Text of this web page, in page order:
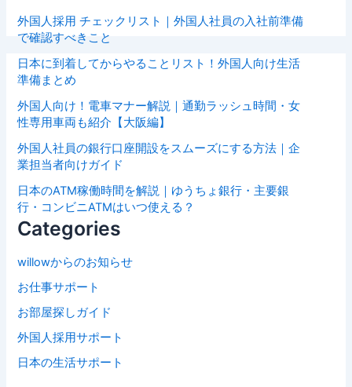
外国人採用 チェックリスト｜外国人社員の入社前準備
で確認すべきこと
日本に到着してからやることリスト！外国人向け生活
準備まとめ
外国人向け！電車マナー解説｜通勤ラッシュ時間・女
性専用車両も紹介【大阪編】
外国人社員の銀行口座開設をスムーズにする方法｜企
業担当者向けガイド
日本のATM稼働時間を解説｜ゆうちょ銀行・主要銀
行・コンビニATMはいつ使える？
Categories
willowからのお知らせ
お仕事サポート
お部屋探しガイド
外国人採用サポート
日本の生活サポート